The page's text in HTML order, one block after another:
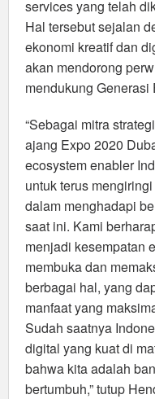
services yang telah
Hal tersebut sejalan
ekonomi kreatif dan
akan mendorong
mendukung Generasi
“Sebagai mitra
ajang Expo 2020
ecosystem enabler
untuk terus
dalam menghadapi
saat ini. Kami
menjadi kesempatan
membuka dan
berbagai hal, yang
manfaat yang
Sudah saatnya
digital yang kuat di
bahwa kita adalah
bertumbuh,” tutup